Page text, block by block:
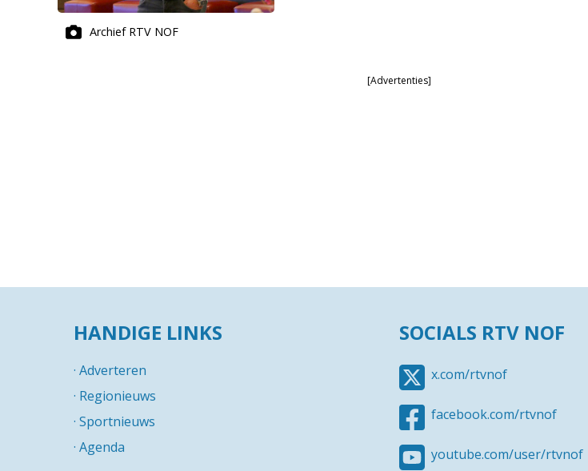
Archief RTV NOF
[Advertenties]
HANDIGE LINKS
· Adverteren
· Regionieuws
· Sportnieuws
· Agenda
SOCIALS RTV NOF
x.com/rtvnof
facebook.com/rtvnof
youtube.com/user/rtvnof